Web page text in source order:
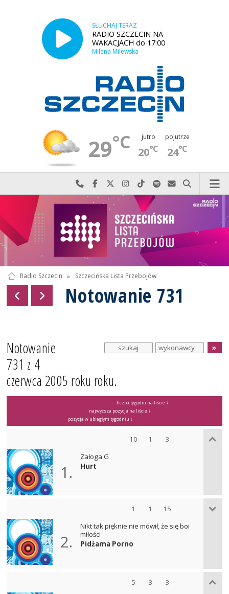
SŁUCHAJ TERAZ
RADIO SZCZECIN NA
WAKACJACH do 17:00
Milena Milewska
29°C jutro
20°C
pojutrze
24°C
Najlepiej po prostu do nas zadzwoń
Odwiedź nas na Facebook-u
Odwiedź nas na X
Odwiedź nas na Instagram-ie
Odwiedź nas na TikTok-u
Szukaj nas na Spotify
Wyślij do nas
Szukaj
Radio Szczecin » Szczecińska Lista Przebojów
Notowanie 731
Notowanie
731 z 4
czerwca 2005 roku roku.
liczba tygodni na liście ↓
najwyższa pozycja na liście ↓
pozycja w ubiegłym tygodniu ↓
10 1 3
1.
Załoga G
Hurt
1 1 15
2.
Nikt tak pięknie nie mówił, że się boi
miłości
Pidżama Porno
5 3 3